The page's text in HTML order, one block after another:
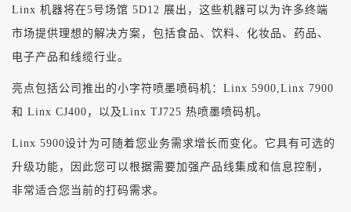
Linx 机器将在5号场馆 5D12 展出，这些机器可以为许多终端
市场提供理想的解决方案，包括食品、饮料、化妆品、药品、
电子产品和线缆行业。
亮点包括公司推出的小字符喷墨喷码机：Linx 5900,Linx 7900
和 Linx CJ400，以及Linx TJ725 热喷墨喷码机。
Linx 5900设计为可随着您业务需求增长而变化。它具有可选的
升级功能，因此您可以根据需要加强产品线集成和信息控制，
非常适合您当前的打码需求。